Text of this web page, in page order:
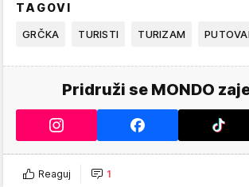
TAGOVI
GRČKA TURISTI TURIZAM
Pridruži se MONDO
Reaguj 1